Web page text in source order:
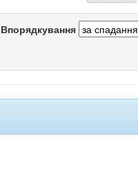
Впорядкування